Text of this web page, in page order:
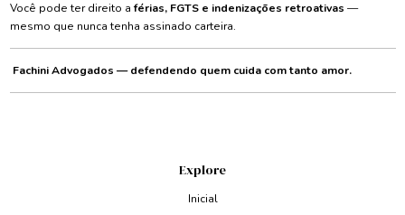
Você pode ter direito a férias, FGTS e indenizações retroativas —
mesmo que nunca tenha assinado carteira.
Fachini Advogados — defendendo quem cuida com tanto amor.
Explore
Inicial